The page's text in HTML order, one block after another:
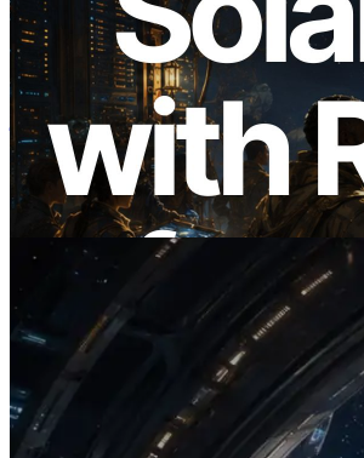
2026.08.05
ERPC का Solana Leader
वैश्विक क्षेत्रों से ping मापता है
Information API भी लॉन्च
यह लेख पढ़ें